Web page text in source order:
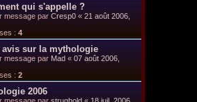
qui s'appelle ?
message par Cresp0 « 21 août 2006,
: 4
avis sur la mythologie
message par Mad « 07 août 2006,
: 2
2006
message par strughold « 18 juil. 2006,